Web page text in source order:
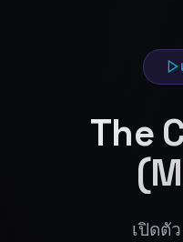
The
เปิดตั